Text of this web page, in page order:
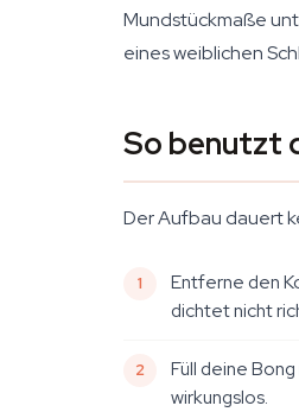
Mundstückmaße
eines weiblichen
So benutzt
Der Aufbau dauert
Entferne den
dichtet nicht
Füll deine
wirkungslos.